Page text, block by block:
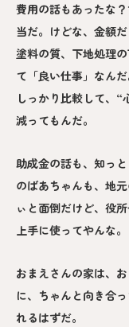
費用の話もあったな
当だ。けどな、金額
塗料の質、下地処理
て「良い仕事」なん
しっかり比較して、
減ってもんだ。
助成金の話も、知っ
のばあちゃんも、地
ぃと面倒だけど、役
上手に使ってやんな。
おまえさんの家は、
に、ちゃんと向き合
れるはずだ。